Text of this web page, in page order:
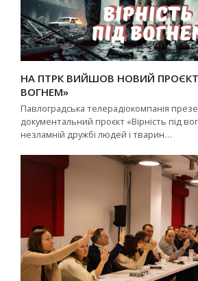
НА ПТРК ВИЙШОВ НОВИЙ ПРОЄКТ
ВОГНЕМ»
Павлоградська телерадіокомпанія
документальний проєкт «Вірність під
незламній дружбі людей і тварин…